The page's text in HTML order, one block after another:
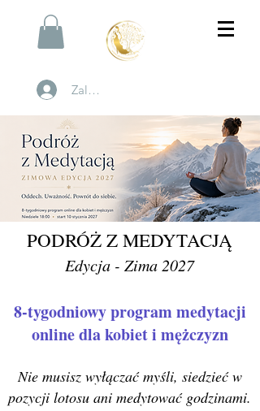
Zaloguj się
PODRÓŻ Z MEDYTACJĄ
Edycja - Zima 2027
8-tygodniowy program medytacji
onlinedla kobiet i mężczyzn
Nie musisz wyłączać myśli, siedzieć w
pozycji lotosu ani medytować godzinami.